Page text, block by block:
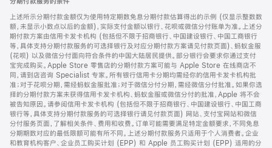
页
脚
分期付款服务的条件
上述所示分期付款金额仅为使用特定期数免息分期付款估算得出的示例 (仅显示整数数
额，未显示小数点以后的金额)，实际支付金额以银行、花呗或微信分付账单为准。上述分
期付款方案由信用卡发卡机构 (包括但不限于招商银行、中国建设银行、中国工商银行
等，具体支持分期付款服务的可选择银行及对应分期付款方案请见付款页面)、蚂蚁金服
(花呗) 以及微信分付面向符合条件的中国大陆居民提供。部分银行会要求你通过支付
宝完成购买。Apple Store 零售店的分期付款方案可能与 Apple Store 在线商店不
同，请到店咨询 Specialist 专家。所有银行信用卡分期均需经你的信用卡发卡机构批
准；对于花呗分期，需经蚂蚁金服批准；对于微信分付分期，需经微信分付批准。如果你选
择的分期付款方案未获得信用卡发卡机构、蚂蚁金服或微信分付的批准，Apple 将不会
被告知原因。请参阅信用卡发卡机构 (包括但不限于招商银行、中国建设银行、中国工商
银行等，具体支持分期付款服务的可选择银行请见付款页面) 网站、支付宝网站和微信
分付服务页面，了解相关条件、费用和收费。订单可能需要满足特定金额要求，不同免息
分期期数对应的最低限额可能有所不同。上述分期付款服务只适用于个人消费者。企业
和教育机构客户、企业员工购买计划 (EPP) 和 Apple 员工购买计划 (EPP) 适用的分